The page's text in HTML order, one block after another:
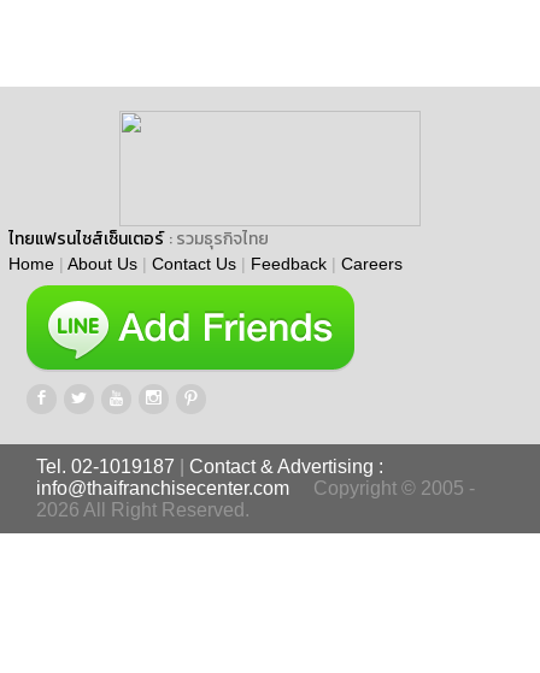
ไทยแฟรนไชส์เซ็นเตอร์ : รวมธุรกิจไทย
Home | About Us | Contact Us | Feedback | Careers
Tel. 02-1019187
Contact & Advertising :
info@thaifranchisecenter.com
Copyright © 2005 -
2026 All Right Reserved.